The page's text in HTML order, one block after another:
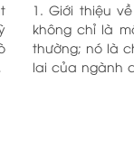
1. Giới thiệu về PLC
không chỉ là
thường; nó là
lai của ngành